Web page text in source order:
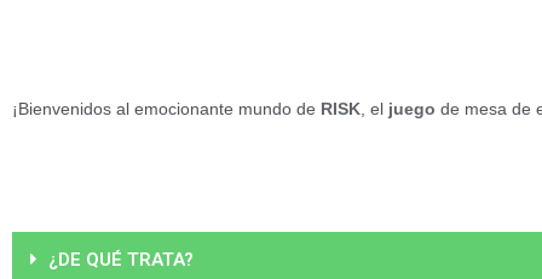
¡Bienvenidos al emocionante mundo de RISK , el juego de mesa de
¿DE QUÉ TRATA?